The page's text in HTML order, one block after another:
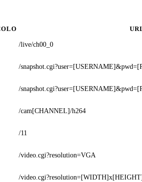
/live/ch00_0
/
/
/cam[CHANNEL]/h264
/11
/video.cgi?resolution=VGA
/